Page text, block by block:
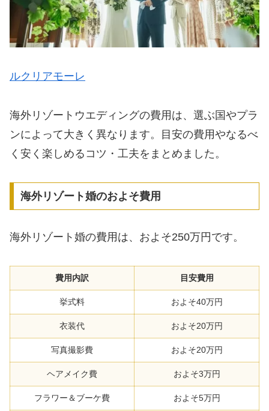
ルクリアモーレ
海外リゾートウエディングの費用は、選ぶ国やプラ
ンによって大きく異なります。目安の費用やなるべ
く安く楽しめるコツ・工夫をまとめました。
海外リゾート婚のおよそ費用
海外リゾート婚の費用は、およそ250万円です。
費用内訳 目安費用
挙式料 およそ40万円
衣装代 およそ20万円
写真撮影費 およそ20万円
ヘアメイク費 およそ3万円
フラワー＆ブーケ費 およそ5万円